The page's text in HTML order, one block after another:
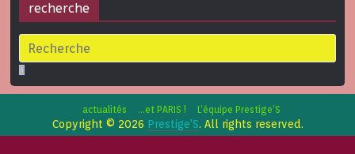
recherche
actualités …et PARIS ! L’équipe Prestige’S
Copyright © 2026 Prestige'S. All rights reserved.